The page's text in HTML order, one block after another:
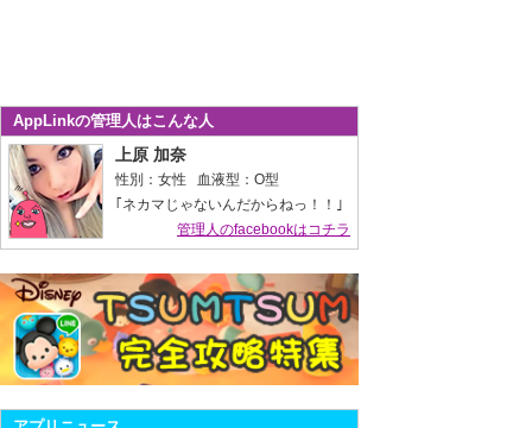
AppLinkの管理人はこんな人
上原 加奈
性別：女性 血液型：O型
｢ネカマじゃないんだからねっ！！｣
管理人のfacebookはコチラ